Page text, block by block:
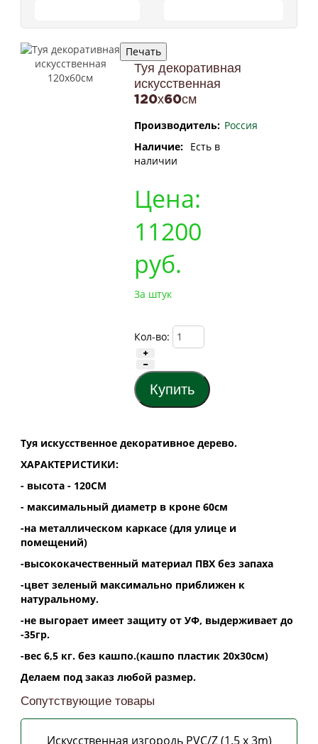
Туя декоративная
искусственная
120х60см
Производитель: Россия
Наличие: Есть в
наличии
Цена:
11200
руб.
За штук
Кол-во:
Туя искусственное декоративное дерево.
ХАРАКТЕРИСТИКИ:
- высота - 120СМ
- максимальный диаметр в кроне 60см
-на металлическом каркасе (для улице и
помещений)
-высококачественный материал ПВХ без запаха
-цвет зеленый максимально приближен к
натуральному.
-не выгорает имеет защиту от УФ, выдерживает до
-35гр.
-вес 6,5 кг. без кашпо.(кашпо пластик 20х30см)
Делаем под заказ любой размер.
Сопутствующие товары
Искусственная изгородь PVC/Z (1.5 x 3m)